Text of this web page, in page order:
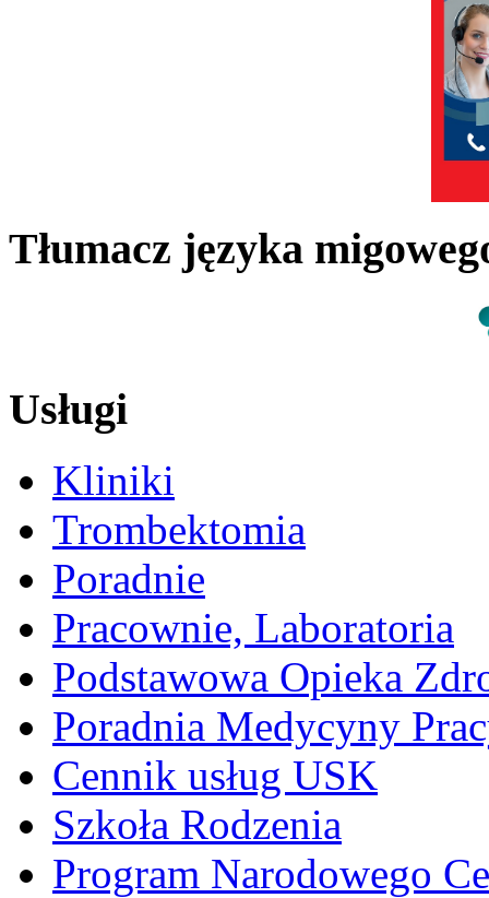
Tłumacz języka
Usługi
Kliniki
Trombektomia
Poradnie
Pracownie, Laboratoria
Podstawowa Opieka
Poradnia Medycyny
Cennik usług USK
Szkoła Rodzenia
Program Narodowego